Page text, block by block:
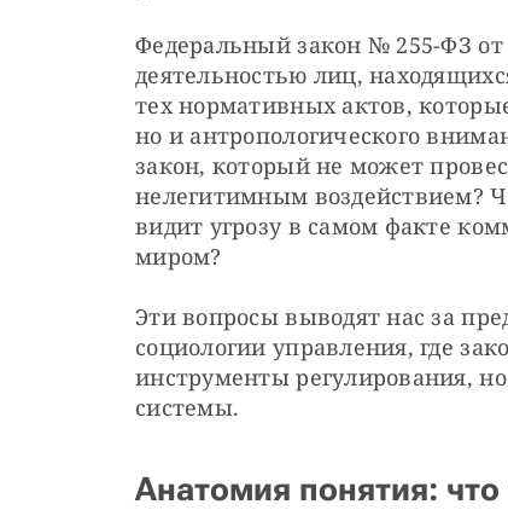
Федеральный закон № 255-ФЗ от
деятельностью лиц,
тех нормативных актов,
но и антропологического
закон, который не может
нелегитимным воздействием?
видит угрозу в самом факте
миром?
Эти вопросы выводят нас за
социологии управления, где
инструменты регулирования,
системы.
Анатомия понятия: